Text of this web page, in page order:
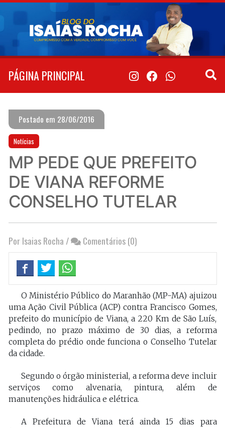
Pular
conteúdo
PÁGINA PRINCIPAL
Postado em 28/06/2016
Notícias
MP PEDE QUE PREFEITO
DE VIANA REFORME
CONSELHO TUTELAR
Por Isaias Rocha / Comentários (0)
O Ministério Público do Maranhão (MP-MA) ajuizou
uma Ação Civil Pública (ACP) contra Francisco Gomes,
prefeito do município de Viana, a 220 Km de São Luís,
pedindo, no prazo máximo de 30 dias, a reforma
completa do prédio onde funciona o Conselho Tutelar
da cidade.
Segundo o órgão ministerial, a reforma deve incluir
serviços como alvenaria, pintura, além de
manutenções hidráulica e elétrica.
A Prefeitura de Viana terá ainda 15 dias para